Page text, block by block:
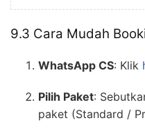
9.3 Cara Mudah
WhatsApp CS: Klik
Pilih Paket:
paket (Standard /